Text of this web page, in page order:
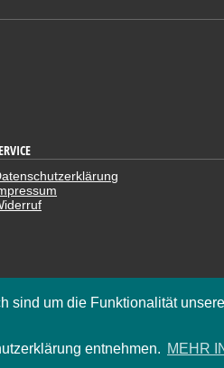
sind um die Funktionalität
entnehmen. MEHR
NETWORK